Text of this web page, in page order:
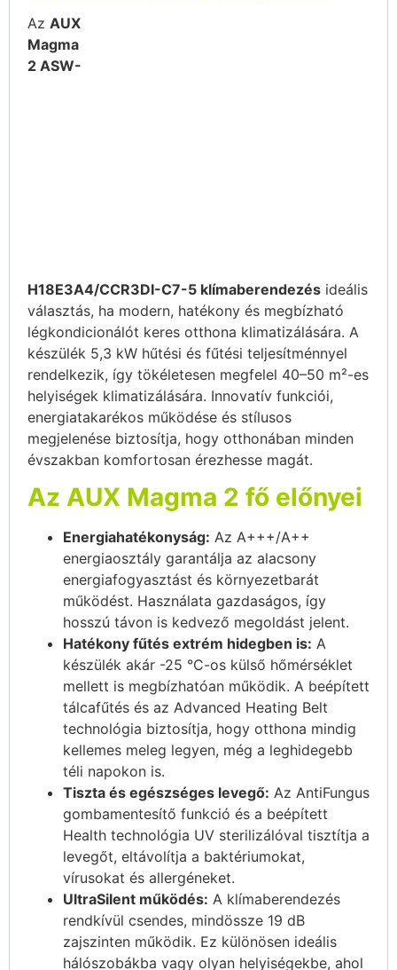
Az AUX
Magma
2 ASW-
H18E3A4/CCR3DI-C7-5 klímaberendezés ideális
választás, ha modern, hatékony és megbízható
légkondicionálót keres otthona klimatizálására. A
készülék 5,3 kW hűtési és fűtési teljesítménnyel
rendelkezik, így tökéletesen megfelel 40–50 m²-es
helyiségek klimatizálására. Innovatív funkciói,
energiatakarékos működése és stílusos
megjelenése biztosítja, hogy otthonában minden
évszakban komfortosan érezhesse magát.
Az AUX Magma 2 fő előnyei
Energiahatékonyság: Az A+++/A++
energiaosztály garantálja az alacsony
energiafogyasztást és környezetbarát
működést. Használata gazdaságos, így
hosszú távon is kedvező megoldást jelent.
Hatékony fűtés extrém hidegben is: A
készülék akár -25 °C-os külső hőmérséklet
mellett is megbízhatóan működik. A beépített
tálcafűtés és az Advanced Heating Belt
technológia biztosítja, hogy otthona mindig
kellemes meleg legyen, még a leghidegebb
téli napokon is.
Tiszta és egészséges levegő: Az AntiFungus
gombamentesítő funkció és a beépített
Health technológia UV sterilizálóval tisztítja a
levegőt, eltávolítja a baktériumokat,
vírusokat és allergéneket.
UltraSilent működés: A klímaberendezés
rendkívül csendes, mindössze 19 dB
zajszinten működik. Ez különösen ideális
hálószobákba vagy olyan helyiségekbe, ahol